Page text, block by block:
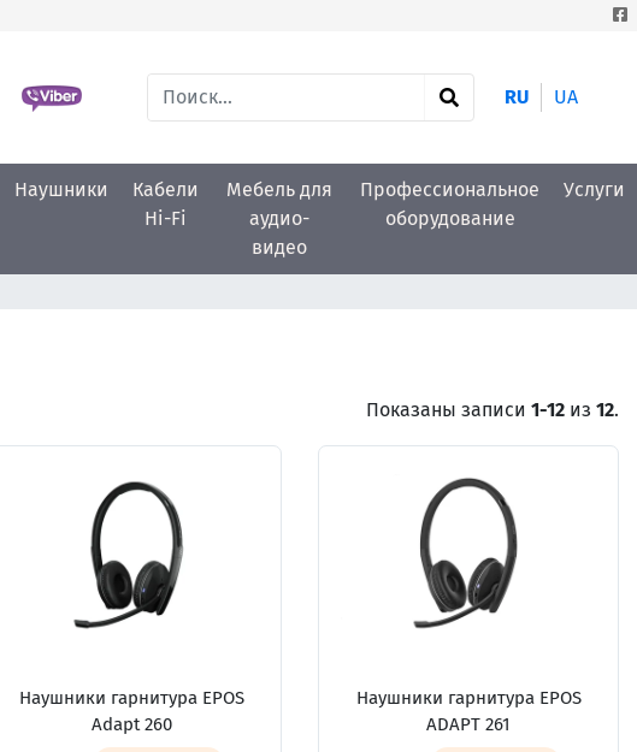
RU UA
Наушники
Кабели
Hi-Fi
Мебель для
аудио-
видео
Профессиональное
оборудование
Услуги
Показаны записи 1-12 из 12.
Наушники гарнитура EPOS
Adapt 260
Наушники гарнитура EPOS
ADAPT 261